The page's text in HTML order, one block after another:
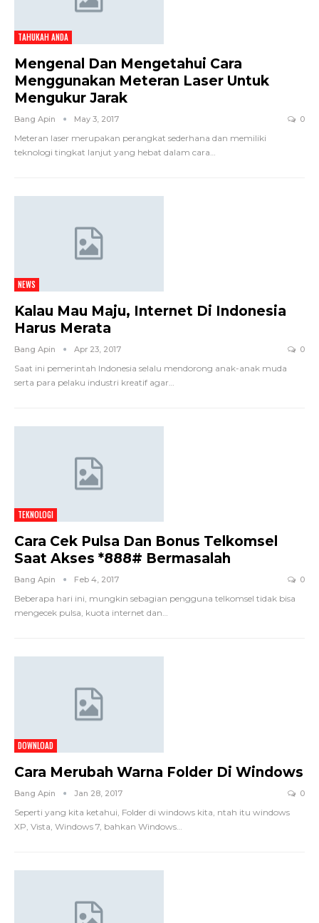
TAHUKAH ANDA
Mengenal Dan Mengetahui Cara
Menggunakan Meteran Laser Untuk
Mengukur Jarak
Bang Apin May 3, 2017 0
Meteran laser merupakan perangkat sederhana dan memiliki
teknologi tingkat lanjut yang hebat dalam cara…
NEWS
Kalau Mau Maju, Internet Di Indonesia
Harus Merata
Bang Apin Apr 23, 2017 0
Saat ini pemerintah Indonesia selalu mendorong anak-anak muda
serta para pelaku industri kreatif agar…
TEKNOLOGI
Cara Cek Pulsa Dan Bonus Telkomsel
Saat Akses *888# Bermasalah
Bang Apin Feb 4, 2017 0
Beberapa hari ini, mungkin sebagian pengguna telkomsel tidak bisa
mengecek pulsa, kuota internet dan…
DOWNLOAD
Cara Merubah Warna Folder Di Windows
Bang Apin Jan 28, 2017 0
Seperti yang kita ketahui, Folder di windows kita, ntah itu windows
XP, Vista, Windows 7, bahkan Windows…